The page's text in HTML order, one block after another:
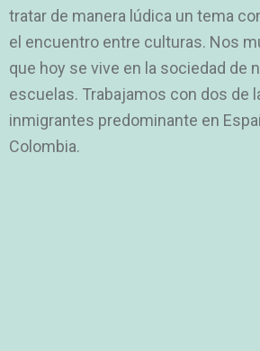
tratar de manera lúdica un tema
el encuentro entre culturas. Nos
que hoy se vive en la sociedad de
escuelas. Trabajamos con dos de
inmigrantes predominante en
Colombia.